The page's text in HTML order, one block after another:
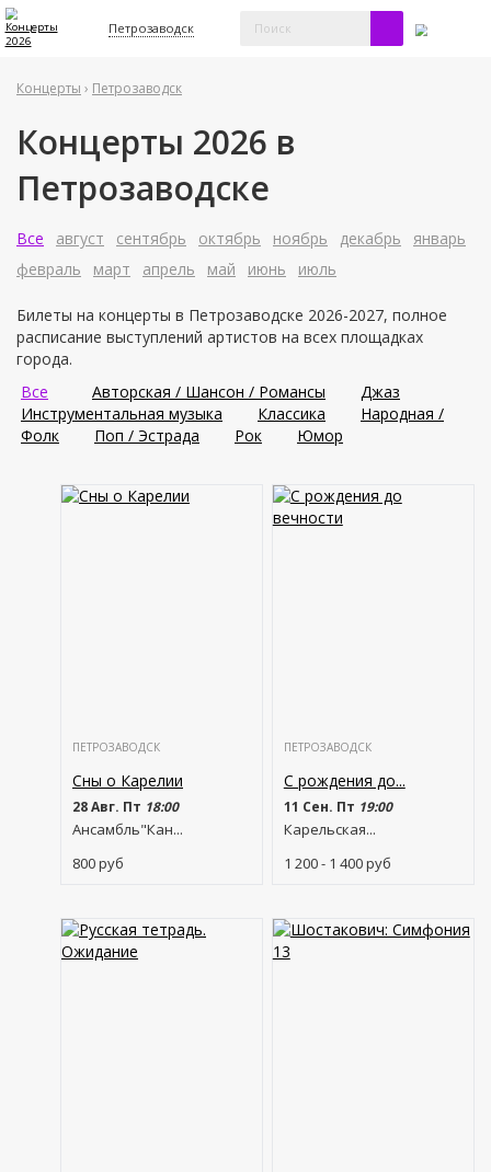
Петрозаводск
Концерты › Петрозаводск
Концерты 2026 в
Петрозаводске
Все август сентябрь октябрь ноябрь декабрь
январь
февраль
март апрель май июнь июль
Билеты на концерты в Петрозаводске 2026-2027, полное
расписание выступлений артистов на всех площадках
города.
Все
Авторская / Шансон / Романсы
Джаз
Инструментальная музыка
Классика
Народная /
Фолк
Поп / Эстрада Рок Юмор
ПЕТРОЗАВОДСК
Сны о Карелии
28 Авг. Пт 18:00
Ансамбль"Кан...
800руб
ПЕТРОЗАВОДСК
С рождения до...
11 Сен. Пт 19:00
Карельская...
1 200 - 1 400руб